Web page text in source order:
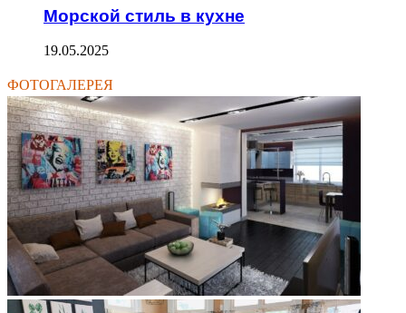
Морской стиль в кухне
19.05.2025
ФОТОГАЛЕРЕЯ